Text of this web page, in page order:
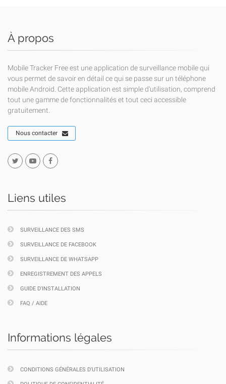
À propos
Mobile Tracker Free est une application de surveillance mobile qui
vous permet de savoir en détail ce qui se passe sur un téléphone
mobile Android. Cette application est simple d'utilisation, comprend
tout une gamme de fonctionnalités et tout ceci accessible
gratuitement.
Nous contacter
Liens utiles
SURVEILLANCE DES SMS
SURVEILLANCE DE FACEBOOK
SURVEILLANCE DE WHATSAPP
ENREGISTREMENT DES APPELS
GUIDE D'INSTALLATION
FAQ / AIDE
Informations légales
CONDITIONS GÉNÉRALES D'UTILISATION